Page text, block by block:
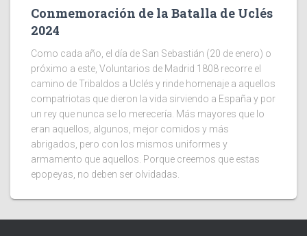
Conmemoración de la Batalla de Uclés
2024
Como cada año, el día de San Sebastián (20 de enero) o
próximo a este, Voluntarios de Madrid 1808 recorre el
camino de Tribaldos a Uclés y rinde homenaje a aquellos
compatriotas que dieron la vida sirviendo a España y por
un rey que nunca se lo merecería. Más mayores que lo
eran aquellos, algunos, mejor comidos y más
abrigados, pero con los mismos uniformes y
armamento que aquellos. Porque creemos que estas
epopeyas, no deben ser olvidadas.